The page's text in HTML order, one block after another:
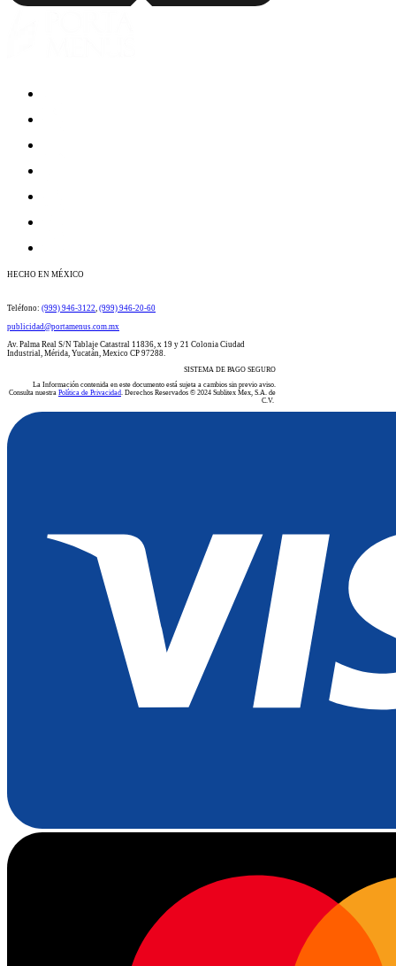
HECHO EN MÉXICO
​​​​​​​​​​​​​​​​​​​​Teléfono: (999) 946-3122 (999) 946-20-60
publicidad@portamenus.com.mx
Av. Palma Real S/N Tablaje Catastral 11836, x 19 y 21 Colonia Ciudad
Industrial, Mérida, Yucatán, Mexico CP 97288.
SISTEMA DE PAGO SEGURO
La Información contenida en este documento está sujeta a cambios sin previo aviso.
Consulta nuestra Política de Privacidad . Derechos Reservados © 2024 Sublitex Mex, S.A. de
C.V.